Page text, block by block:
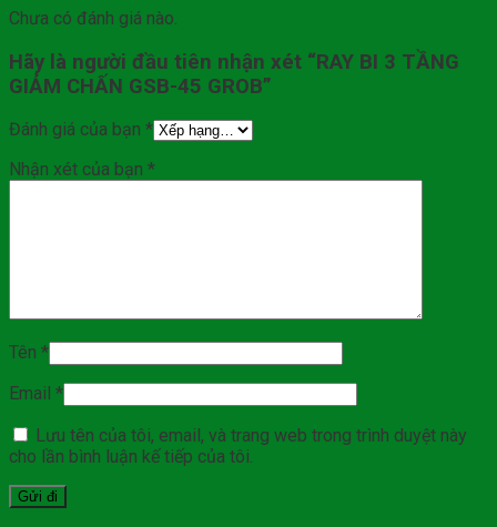
Chưa có đánh giá nào.
Hãy là người đầu tiên nhận xét “RAY BI 3 TẦNG
GIẢM CHẤN GSB-45 GROB”
Đánh giá của bạn *
Nhận xét của bạn *
Tên *
Email *
Lưu tên của tôi, email, và trang web trong trình duyệt này
cho lần bình luận kế tiếp của tôi.